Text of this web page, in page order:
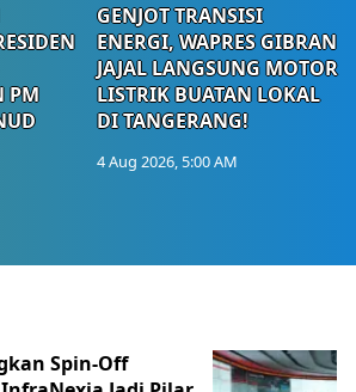
PM
GENJOT TRANSISI
ENERGI, WAPRES GIBRAN
JAJAL LANGSUNG MOTOR
LISTRIK BUATAN LOKAL
DI TANGERANG!
4 Aug 2026, 5:00 AM
Spin-Off